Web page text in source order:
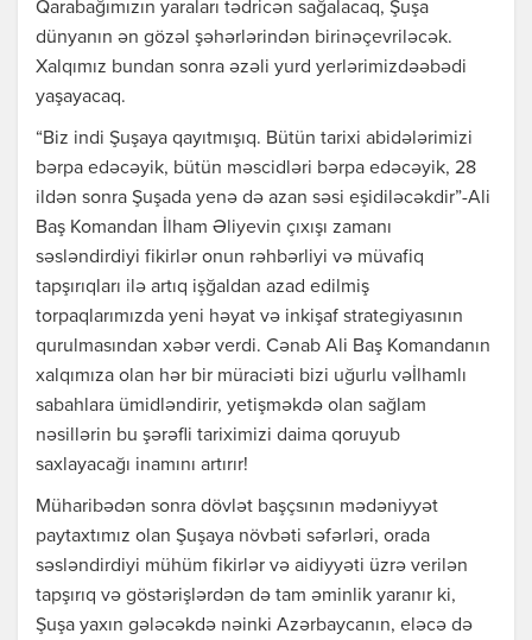
Qarabağımızın yaraları tədricən sağalacaq, Şuşa
dünyanın ən gözəl şəhərlərindən birinəçevriləcək.
Xalqımız bundan sonra əzəli yurd yerlərimizdəəbədi
yaşayacaq.
“Biz indi Şuşaya qayıtmışıq. Bütün tarixi abidələrimizi
bərpa edəcəyik, bütün məscidləri bərpa edəcəyik, 28
ildən sonra Şuşada yenə də azan səsi eşidiləcəkdir”-Ali
Baş Komandan İlham Əliyevin çıxışı zamanı
səsləndirdiyi fikirlər onun rəhbərliyi və müvafiq
tapşırıqları ilə artıq işğaldan azad edilmiş
torpaqlarımızda yeni həyat və inkişaf strategiyasının
qurulmasından xəbər verdi. Cənab Ali Baş Komandanın
xalqımıza olan hər bir müraciəti bizi uğurlu vəİlhamlı
sabahlara ümidləndirir, yetişməkdə olan sağlam
nəsillərin bu şərəfli tariximizi daima qoruyub
saxlayacağı inamını artırır!
Müharibədən sonra dövlət başçsının mədəniyyət
paytaxtımız olan Şuşaya növbəti səfərləri, orada
səsləndirdiyi mühüm fikirlər və aidiyyəti üzrə verilən
tapşırıq və göstərişlərdən də tam əminlik yaranır ki,
Şuşa yaxın gələcəkdə nəinki Azərbaycanın, eləcə də